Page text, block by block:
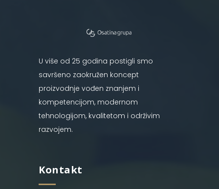
U više od 25 godina postigli smo
savršeno zaokružen koncept
proizvodnje vođen znanjem i
kompetencijom, modernom
tehnologijom, kvalitetom i održivim
razvojem.
Kontakt